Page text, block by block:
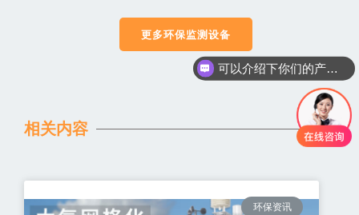
更多环保监测设备
相关内容
环保资讯
可以介绍下你们的产品么